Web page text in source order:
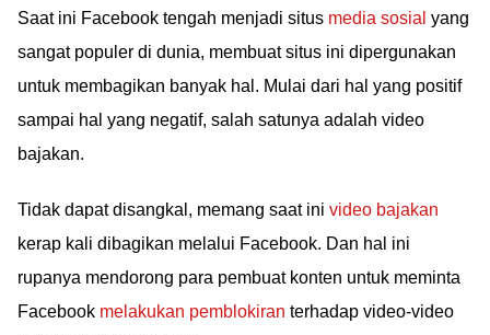
Saat ini Facebook tengah menjadi situs media sosial yang
sangat populer di dunia, membuat situs ini dipergunakan
untuk membagikan banyak hal. Mulai dari hal yang positif
sampai hal yang negatif, salah satunya adalah video
bajakan.
Tidak dapat disangkal, memang saat ini video bajakan
kerap kali dibagikan melalui Facebook. Dan hal ini
rupanya mendorong para pembuat konten untuk meminta
Facebook melakukan pemblokiran terhadap video-video